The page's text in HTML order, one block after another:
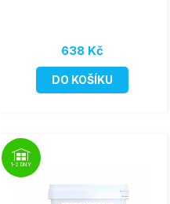
638 Kč
DO KOŠÍKU
1-2 DNY